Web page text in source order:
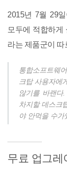
2015년 7월 29
모두에 적합하게
라는 제품군이 따
통합소프트웨
크탑 사용자에
않기를 바랜다
차지할 데스크
야 안먹을 수가
무료 업그레